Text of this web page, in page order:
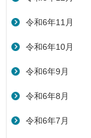
令和6年11月
令和6年10月
令和6年9月
令和6年8月
令和6年7月